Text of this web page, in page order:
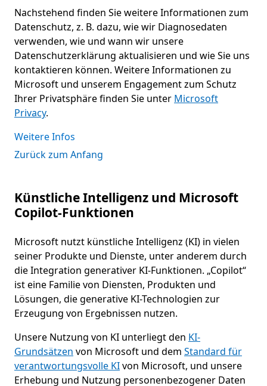
Nachstehend finden Sie weitere Informationen zum
Datenschutz, z. B. dazu, wie wir Diagnosedaten
verwenden, wie und wann wir unsere
Datenschutzerklärung aktualisieren und wie Sie uns
kontaktieren können. Weitere Informationen zu
Microsoft und unserem Engagement zum Schutz
Ihrer Privatsphäre finden Sie unter Microsoft
Privacy.
Weitere Infos
Zurück zum Anfang
Künstliche Intelligenz und Microsoft
Copilot-Funktionen
Microsoft nutzt künstliche Intelligenz (KI) in vielen
seiner Produkte und Dienste, unter anderem durch
die Integration generativer KI-Funktionen. „Copilot“
ist eine Familie von Diensten, Produkten und
Lösungen, die generative KI-Technologien zur
Erzeugung von Ergebnissen nutzen.
Unsere Nutzung von KI unterliegt den KI-
Grundsätzen von Microsoft und dem Standard für
verantwortungsvolle KIvon Microsoft, und unsere
Erhebung und Nutzung personenbezogener Daten